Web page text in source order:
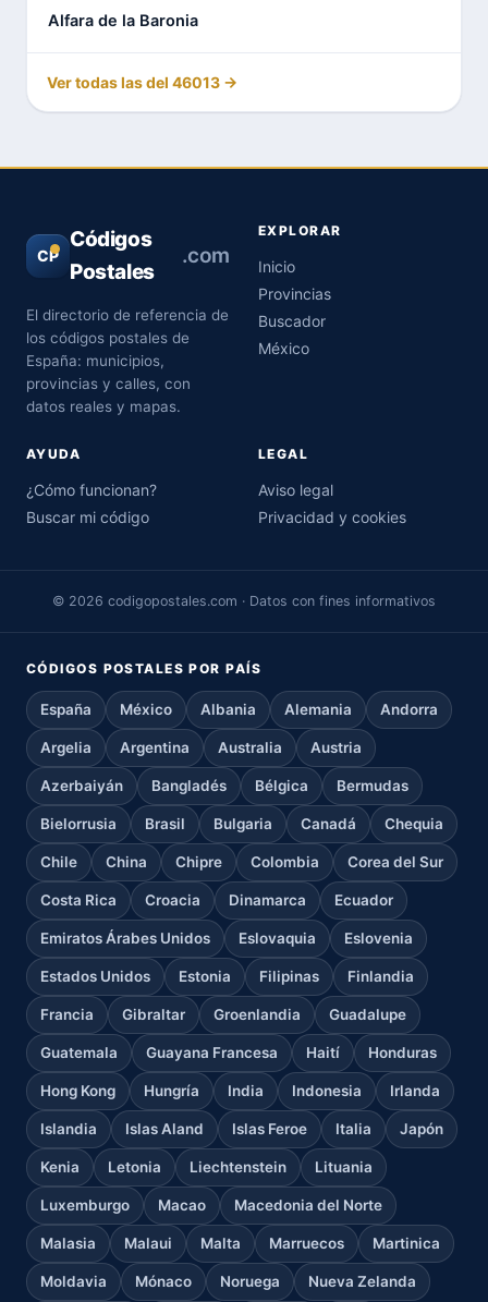
Alfara de la Baronia
Ver todas las del 46013 →
CP
Códigos
Postales
.com
El directorio de referencia de
los códigos postales de
España: municipios,
provincias y calles, con
datos reales y mapas.
EXPLORAR
Inicio
Provincias
Buscador
México
AYUDA
¿Cómo funcionan?
Buscar mi código
LEGAL
Aviso legal
Privacidad y cookies
© 2026 codigopostales.com · Datos con fines informativos
CÓDIGOS POSTALES POR PAÍS
España México Albania Alemania Andorra
Argelia Argentina Australia Austria
Azerbaiyán Bangladés Bélgica Bermudas
Bielorrusia Brasil Bulgaria Canadá Chequia
Chile China Chipre Colombia Corea del Sur
Costa Rica Croacia Dinamarca Ecuador
Emiratos Árabes Unidos Eslovaquia Eslovenia
Estados Unidos Estonia Filipinas Finlandia
Francia Gibraltar Groenlandia Guadalupe
Guatemala Guayana Francesa Haití Honduras
Hong Kong Hungría India Indonesia Irlanda
Islandia Islas Aland Islas Feroe Italia Japón
Kenia Letonia Liechtenstein Lituania
Luxemburgo Macao Macedonia del Norte
Malasia Malaui Malta Marruecos Martinica
Moldavia Mónaco Noruega Nueva Zelanda